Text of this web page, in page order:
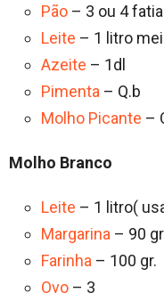
Pão – 3 ou 4
Leite – 1 litro
Azeite – 1dl
Pimenta – Q.b
Molho Picante –
Molho Branco
Leite – 1 litro(
Margarina – 90
Farinha – 100 gr.
Ovo – 3